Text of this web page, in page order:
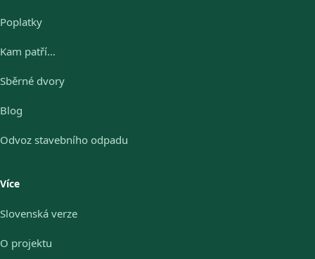
Poplatky
Kam patří…
Sběrné dvory
Blog
Odvoz stavebního odpadu
Více
Slovenská verze
O projektu